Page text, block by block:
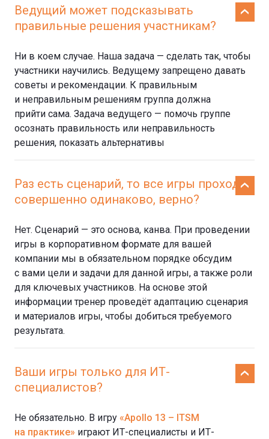
Ведущий может подсказывать
правильные решения участникам?
Ни в коем случае. Наша задача — сделать так, чтобы
участники научились. Ведущему запрещено давать
советы и рекомендации. К правильным
и неправильным решениям группа должна
прийти сама. Задача ведущего — помочь группе
осознать правильность или неправильность
решения, показать альтернативы
Раз есть сценарий, то все игры проходят
совершенно одинаково, верно?
Нет. Сценарий — это основа, канва. При проведении
игры в корпоративном формате для вашей
компании мы в обязательном порядке обсудим
с вами цели и задачи для данной игры, а также роли
для ключевых участников. На основе этой
информации тренер проведёт адаптацию сценария
и материалов игры, чтобы добиться требуемого
результата.
Ваши игры только для ИТ-
специалистов?
Не обязательно. В игру «Apollo 13 – ITSM
на практике» играют ИТ-специалисты и ИТ-